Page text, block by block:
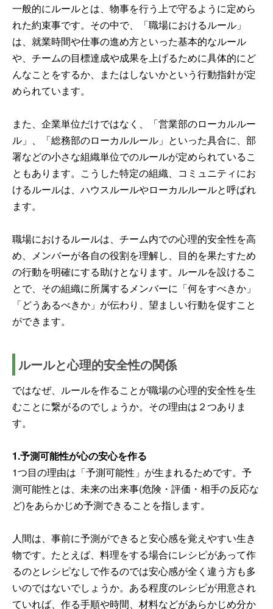
一般的にルールとは、物事を行う上で守るように定めら
れた約束事です。その中で、「職場におけるルール」
は、就業時間や仕事の進め方といった基本的なルール
や、チームの目標達成や成果を上げるために具体的にど
んなことをするか、またはしないかという行動指針が定
められています。
また、企業単位だけではなく、「営業部のローカルルー
ル」、「総務部のローカルルール」といった具合に、部
署などの小さな組織単位でのルールが定められているこ
ともあります。こうした特定の組織、コミュニティにお
けるルールは、ハウスルールやローカルルールと呼ばれ
ます。
職場におけるルールは、チーム内での心理的安全性を高
め、メンバーが各自の役割を理解し、目的を果たすため
の行動を明確にする助けとなります。ルールを設けるこ
とで、その組織に所属するメンバーに「何をすべきか」
「どうあるべきか」が伝わり、望ましい行動を促すこと
ができます。
ルールと心理的安全性の関係
ではなぜ、ルールを作ることが職場の心理的安全性を生
むことに繋がるのでしょうか。その理由は２つありま
す。
1.予測可能性が心の安心を作る
1つ目の理由は「予測可能性」が生まれるためです。予
測可能性とは、未来の出来事(危険・評価・相手の反応な
ど)をあらかじめ予測できることを指します。
人間は、事前に予測ができると安心感を覚えやすい生き
物です。たとえば、料理をする場合にレシピがあって作
るのとレシピなしで作るのでは安心感が全く違う方も多
いのではないでしょうか。ある程度のレシピが用意され
ていれば、作る手順や時間、材料などがあらかじめ分か